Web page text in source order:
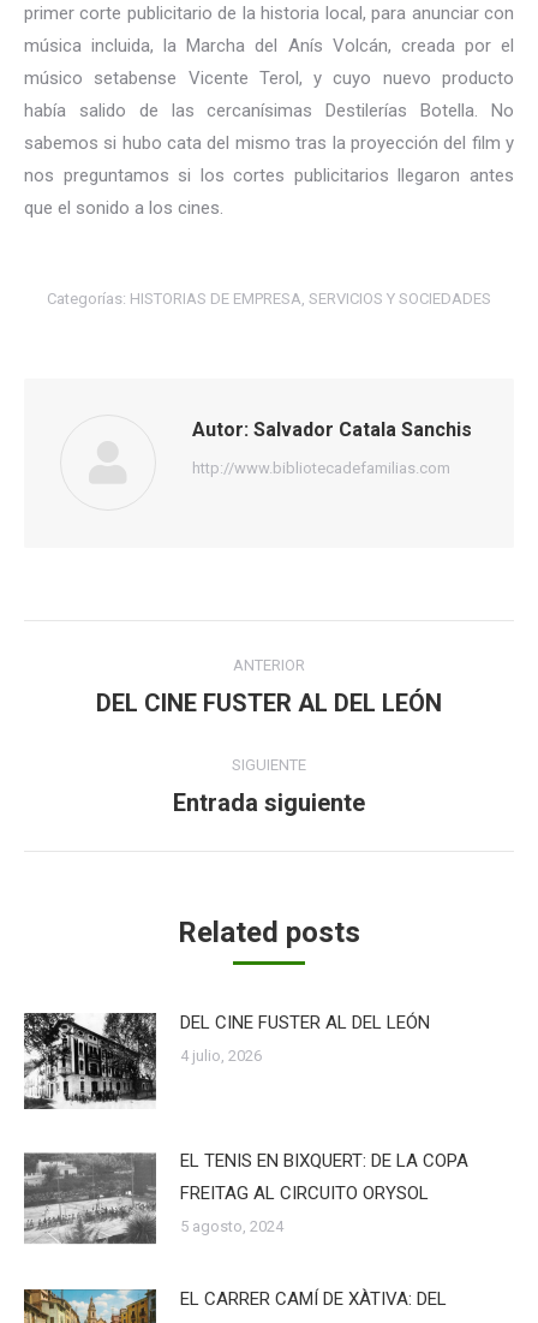
primer corte publicitario de la historia local, para anunciar con
música incluida, la Marcha del Anís Volcán, creada por el
músico setabense Vicente Terol, y cuyo nuevo producto
había salido de las cercanísimas Destilerías Botella. No
sabemos si hubo cata del mismo tras la proyección del film y
nos preguntamos si los cortes publicitarios llegaron antes
que el sonido a los cines.
Categorías: HISTORIAS DE EMPRESA, SERVICIOS Y SOCIEDADES
Autor: Salvador Catala Sanchis
http://www.bibliotecadefamilias.com
entre
publicaciones
ANTERIOR
Publicación
DEL CINE FUSTER AL DEL LEÓN
SIGUIENTE
Publicación
Entrada siguiente
Related posts
DEL CINE FUSTER AL DEL LEÓN
4 julio, 2026
EL TENIS EN BIXQUERT: DE LA COPA
FREITAG AL CIRCUITO ORYSOL
5 agosto, 2024
EL CARRER CAMÍ DE XÀTIVA: DEL